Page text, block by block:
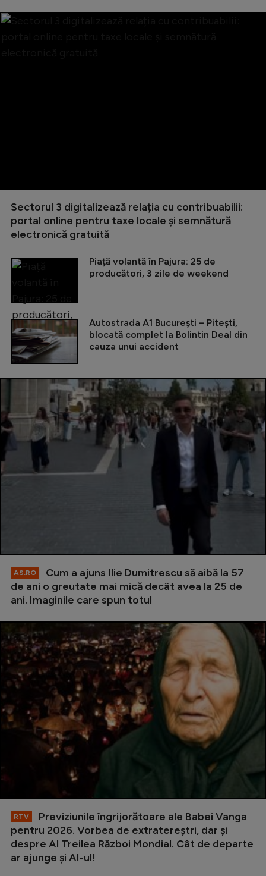
Sectorul 3 digitalizează relația cu contribuabilii:
portal online pentru taxe locale și semnătură
electronică gratuită
Piață volantă în Pajura: 25 de
producători, 3 zile de weekend
Autostrada A1 București – Pitești,
blocată complet la Bolintin Deal din
cauza unui accident
AS.RO
Cum a ajuns Ilie Dumitrescu să aibă la 57
de ani o greutate mai mică decât avea la 25 de
ani. Imaginile care spun totul
RTV
Previziunile îngrijorătoare ale Babei Vanga
pentru 2026. Vorbea de extratereștri, dar și
despre Al Treilea Război Mondial. Cât de departe
ar ajunge și AI-ul!